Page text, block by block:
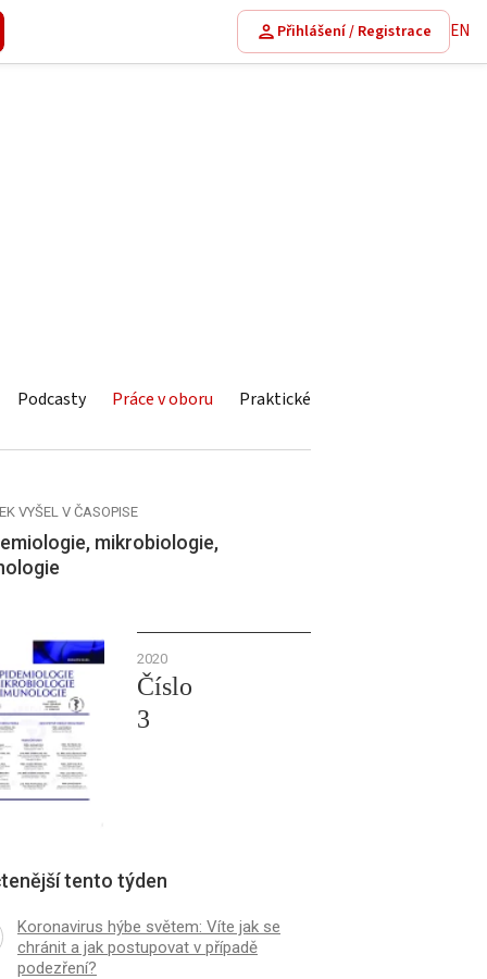
Přihlášení / Registrace EN
Podcasty Práce v oboru Praktické
VYŠEL V ČASOPISE
mikrobiologie,
2020
Číslo
3
tento týden
Koronavirus hýbe světem: Víte jak se
chránit a jak postupovat v případě
podezření?